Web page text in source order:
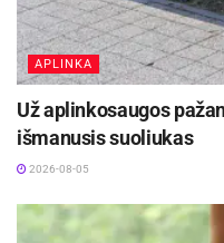
mokymą ir suteiks
galėtų kritiškai
APLINKA
Už aplinkosaugos
išmanusis suoliukas
2026-08-05